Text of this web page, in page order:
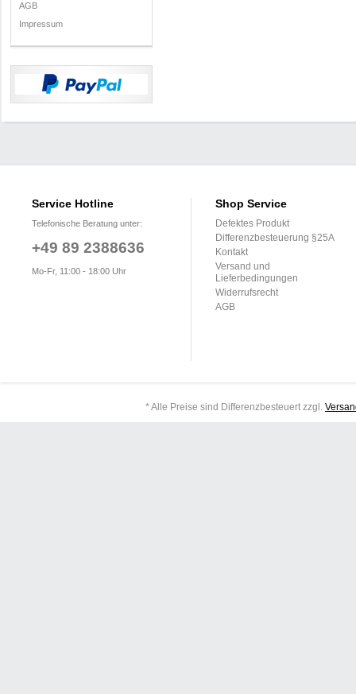
AGB
Impressum
Service Hotline
Telefonische Beratung unter:
+49 89 2388636
Mo-Fr, 11:00 - 18:00 Uhr
Shop Service
Defektes Produkt
Differenzbesteuerung §25A
Kontakt
Versand und
Lieferbedingungen
Widerrufsrecht
AGB
* Alle Preise sind Differenzbesteuert zzgl.